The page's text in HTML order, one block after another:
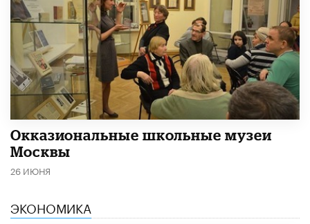
​Окказиональные школьные музеи
Москвы
26 ИЮНЯ
ЭКОНОМИКА